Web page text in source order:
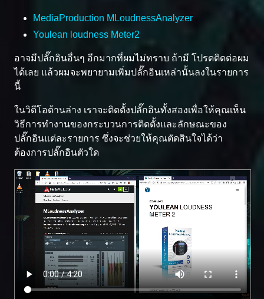
MediaProduction MLoudnessAnalyzer
Youlean loudness Meter2
อาจมีปลั๊กอินอื่นๆ อีกมากที่ผมไม่ทราบ ถ้ามี โปรดติดต่อผม
ได้เลย แล้วผมจะพยายามเพิ่มปลั๊กอินเหล่านั้นลงในรายการ
นี้
ในวิดีโอด้านล่าง เราจะติดตั้งปลั๊กอินทั้งสองเพื่อให้คุณเห็น
วิธีการทำงานของกระบวนการติดตั้งและลักษณะของ
ปลั๊กอินแต่ละรายการ ซึ่งจะช่วยให้คุณตัดสินใจได้ว่า
ต้องการปลั๊กอินตัวใด